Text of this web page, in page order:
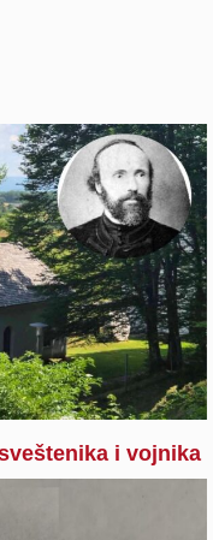
i vojnika